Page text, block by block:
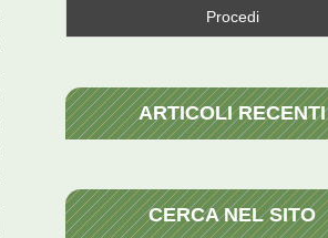
ARTICOLI RECENTI
CERCA NEL SITO